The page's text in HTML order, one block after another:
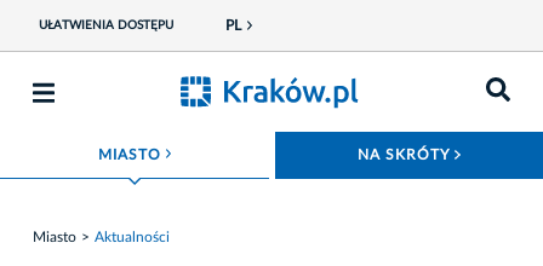
UŁATWIENIA DOSTĘPU PL
MIASTO ROZWIŃ MENU NA SKRÓTY
Miasto Aktualności